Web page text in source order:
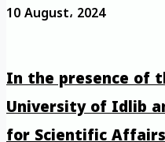
10 August، 2024
In the presence of
University of Idlib
for Scientific